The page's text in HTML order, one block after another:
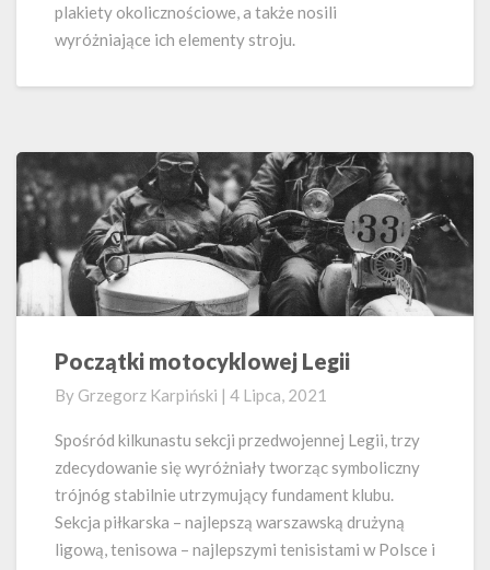
plakiety okolicznościowe, a także nosili
wyróżniające ich elementy stroju.
Początki
Legii
Początki motocyklowej Legii
By Grzegorz Karpiński | 4 Lipca, 2021
Spośród kilkunastu sekcji przedwojennej Legii, trzy
zdecydowanie się wyróżniały tworząc symboliczny
trójnóg stabilnie utrzymujący fundament klubu.
Sekcja piłkarska – najlepszą warszawską drużyną
ligową, tenisowa – najlepszymi tenisistami w Polsce i